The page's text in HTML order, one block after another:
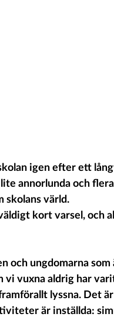
igen efter ett
annorlunda och
skolans värld.
kort varsel, och
och ungdomarna
vi vuxna aldrig har
lyssna. Det
är inställda: